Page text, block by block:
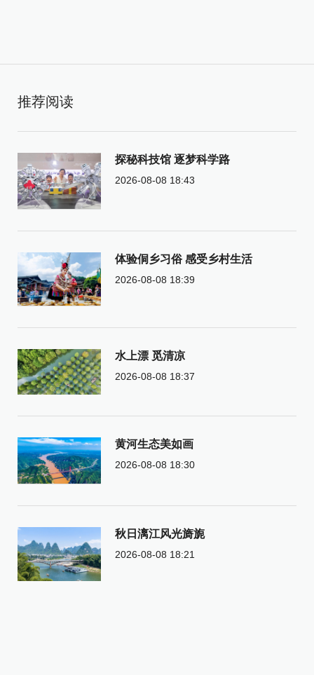
推荐阅读
探秘科技馆 逐梦科学路
2026-08-08 18:43
体验侗乡习俗 感受乡村生活
2026-08-08 18:39
水上漂 觅清凉
2026-08-08 18:37
黄河生态美如画
2026-08-08 18:30
秋日漓江风光旖旎
2026-08-08 18:21